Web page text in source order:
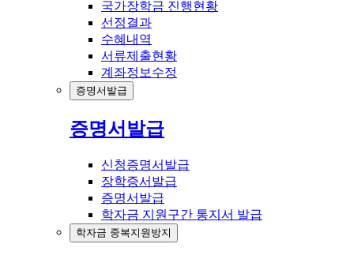
국가장학금 진행현황
선정결과
수혜내역
서류제출현황
계좌정보수정
증명서발급
증명서발급
신청증명서발급
장학증서발급
증명서발급
학자금 지원구간 통지서 발급
학자금 중복지원방지